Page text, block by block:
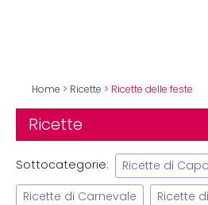
Home > Ricette > Ricette delle feste
Ricette
Sottocategorie: Ricette di
Ricette di Carnevale Ricette